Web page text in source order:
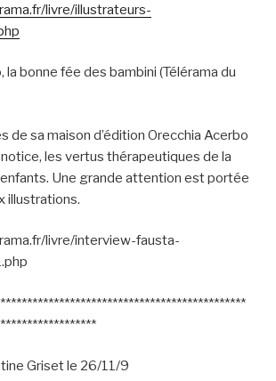
livre/illustrateurs-
la bonne fée des bambini (Télérama du
de sa maison d’édition Orecchia Acerbo
les vertus thérapeutiques de la
Une grande attention est portée
illustrations.
livre/interview-fausta-
Griset le 26/11/9